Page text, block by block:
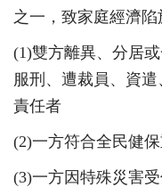
之一，致家庭經濟陷
(1)雙方離異、分居
服刑、遭裁員、資
責任者
(2)一方符合全民健
(3)一方因特殊災害